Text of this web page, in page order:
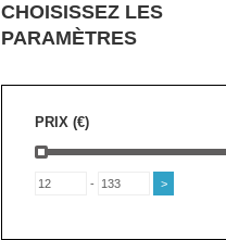
CHOISISSEZ LES
PARAMÈTRES
PRIX (€)
-